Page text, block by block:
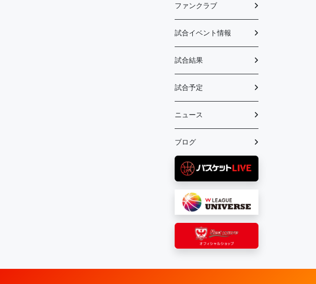
ファンクラブ
試合イベント情報
試合結果
試合予定
ニュース
ブログ